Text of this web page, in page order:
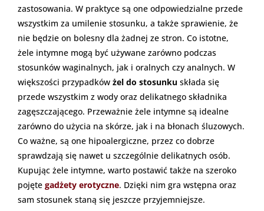
zastosowania. W praktyce są one odpowiedzialne przede
wszystkim za umilenie stosunku, a także sprawienie, że
nie będzie on bolesny dla żadnej ze stron. Co istotne,
żele intymne mogą być używane zarówno podczas
stosunków waginalnych, jak i oralnych czy analnych. W
większości przypadków żel do stosunku składa się
przede wszystkim z wody oraz delikatnego składnika
zagęszczającego. Przeważnie żele intymne są idealne
zarówno do użycia na skórze, jak i na błonach śluzowych.
Co ważne, są one hipoalergiczne, przez co dobrze
sprawdzają się nawet u szczególnie delikatnych osób.
Kupując żele intymne, warto postawić także na szeroko
pojęte gadżety erotyczne. Dzięki nim gra wstępna oraz
sam stosunek staną się jeszcze przyjemniejsze.